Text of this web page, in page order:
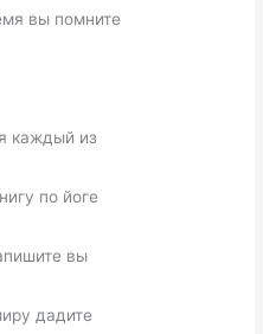
вы помните
каждый из
по йоге
вы
дадите